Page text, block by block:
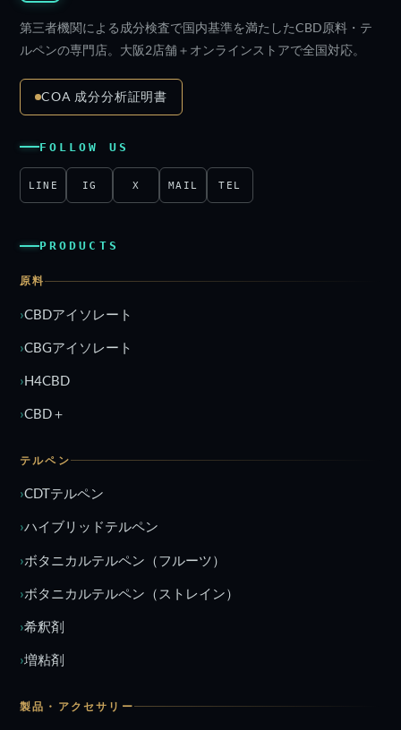
第三者機関による成分検査で国内基準を満たしたCBD原料・テ
ルペンの専門店。大阪2店舗＋オンラインストアで全国対応。
COA 成分分析証明書
FOLLOW US
LINE IG X MAIL TEL
PRODUCTS
原料
CBDアイソレート
CBGアイソレート
H4CBD
CBD＋
テルペン
CDTテルペン
ハイブリッドテルペン
ボタニカルテルペン（フルーツ）
ボタニカルテルペン（ストレイン）
希釈剤
増粘剤
製品・アクセサリー